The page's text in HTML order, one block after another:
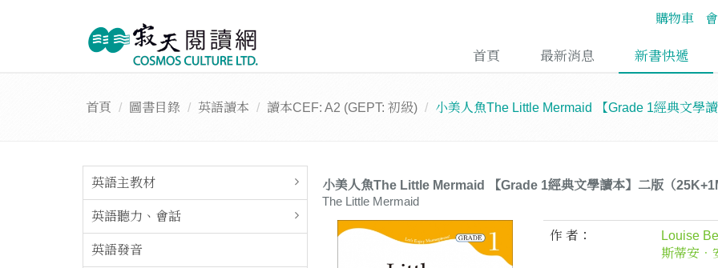
購物車
首頁 最新消息 新書快遞
首頁 圖書目錄 英語讀本 讀本CEF: A2 (GEPT: 初級) 小美人魚The Little Mermaid 【Grade 1經典文學
英語主教材
英語聽力、會話
英語發音
小美人魚The Little Mermaid 【Grade 1經典文學讀本】二版（
The Little Mermaid
作 者： Louise
斯蒂安．